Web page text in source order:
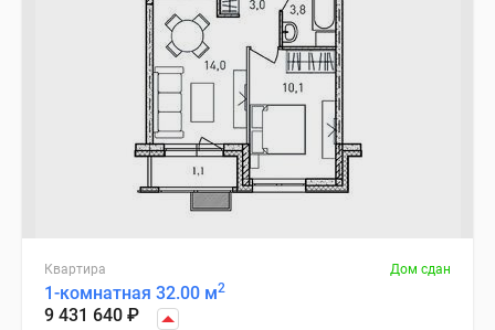
Квартира Дом сдан
1-комнатная 32.00 м2
9 431 640 ₽